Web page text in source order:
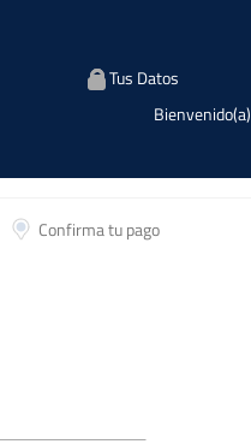
Tus Datos
Bienvenido(a)
Confirma tu pago